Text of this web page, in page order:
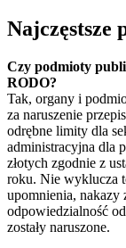
Najczęstsze
Czy podmioty
RODO?
Tak, organy i
za naruszenie
odrębne limity dla
administracyjna dla
złotych zgodnie z
roku. Nie wyklucza
upomnienia, nakazy
odpowiedzialność
zostały naruszone.